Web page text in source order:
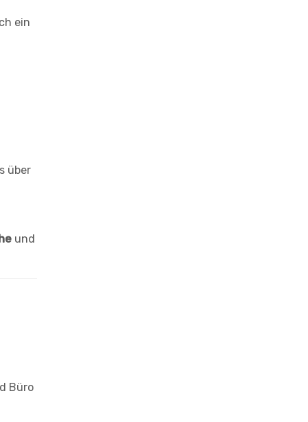
ein
über
und
Büro